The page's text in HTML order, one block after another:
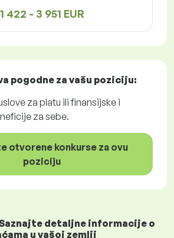
1 422 - 3 951 EUR
pogodne za vašu poziciju:
za platu ili finansijske i
za sebe.
otvorene konkurse za ovu
poziciju
detaljne informacije o
u vašoj zemlji